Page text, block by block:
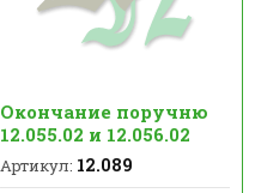
Окончание поручню
12.055.02 и 12.056.02
Артикул: 12.089